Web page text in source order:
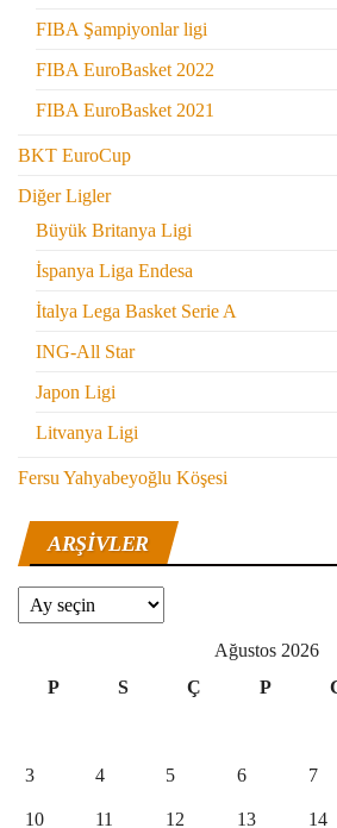
FIBA Şampiyonlar ligi
FIBA EuroBasket 2022
FIBA EuroBasket 2021
BKT EuroCup
Diğer Ligler
Büyük Britanya Ligi
İspanya Liga Endesa
İtalya Lega Basket Serie A
ING-All Star
Japon Ligi
Litvanya Ligi
Fersu Yahyabeyoğlu Köşesi
ARŞIVLER
Arşivler
Ağustos 2026
P
S Ç P
3 4 5 6 7
10 11 12 13 14